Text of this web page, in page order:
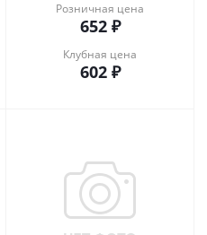
Розничная цена
652₽
Клубная цена
602₽